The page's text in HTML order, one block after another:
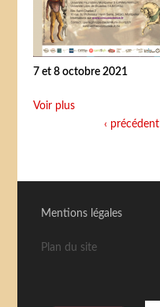
7 et 8 octobre 2021
Voir plus
‹ précédent
Mentions légales
Plan du site